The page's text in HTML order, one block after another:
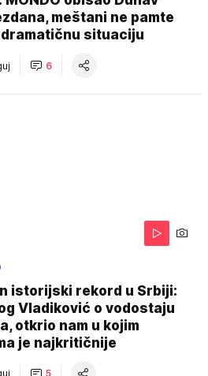
meštani ne pamte
situaciju
6
istorijski rekord u Srbiji:
Vladiković o vodostaju
otkrio nam u kojim
je najkritičnije
5